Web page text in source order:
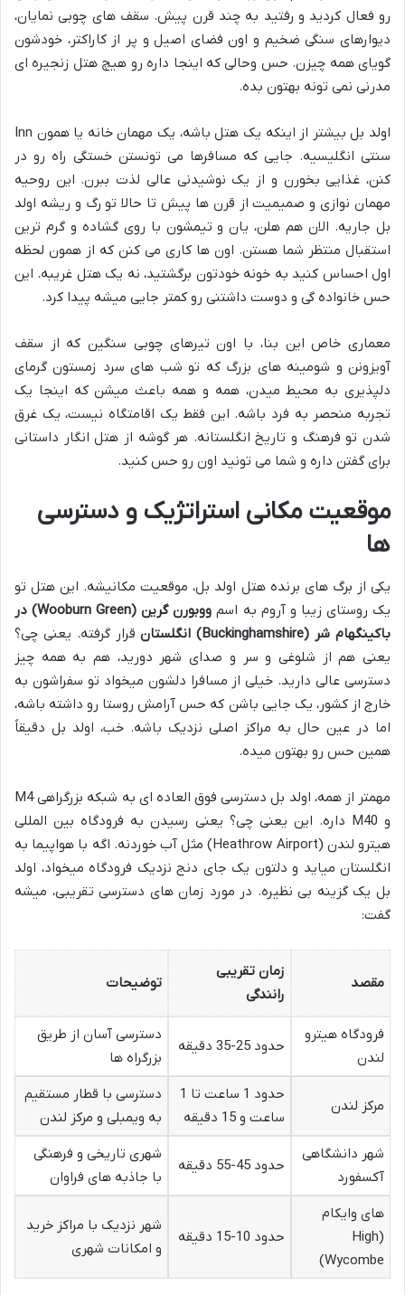
رو فعال کردید و رفتید به چند قرن پیش. سقف های چوبی نمایان،
دیوارهای سنگی ضخیم و اون فضای اصیل و پر از کاراکتر، خودشون
گویای همه چیزن. حس وحالی که اینجا داره رو هیچ هتل زنجیره ای
مدرنی نمی تونه بهتون بده.
اولد بل بیشتر از اینکه یک هتل باشه، یک مهمان خانه یا همون Inn
سنتی انگلیسیه. جایی که مسافرها می تونستن خستگی راه رو در
کنن، غذایی بخورن و از یک نوشیدنی عالی لذت ببرن. این روحیه
مهمان نوازی و صمیمیت از قرن ها پیش تا حالا تو رگ و ریشه اولد
بل جاریه. الان هم هلن، یان و تیمشون با روی گشاده و گرم ترین
استقبال منتظر شما هستن. اون ها کاری می کنن که از همون لحظه
اول احساس کنید به خونه خودتون برگشتید، نه یک هتل غریبه. این
حس خانواده گی و دوست داشتنی رو کمتر جایی میشه پیدا کرد.
معماری خاص این بنا، با اون تیرهای چوبی سنگین که از سقف
آویزونن و شومینه های بزرگ که تو شب های سرد زمستون گرمای
دلپذیری به محیط میدن، همه و همه باعث میشن که اینجا یک
تجربه منحصر به فرد باشه. این فقط یک اقامتگاه نیست، یک غرق
شدن تو فرهنگ و تاریخ انگلستانه. هر گوشه از هتل انگار داستانی
برای گفتن داره و شما می تونید اون رو حس کنید.
موقعیت مکانی استراتژیک و دسترسی
ها
یکی از برگ های برنده هتل اولد بل، موقعیت مکانیشه. این هتل تو
یک روستای زیبا و آروم به اسم
ووبورن گرین (Wooburn Green) در
باکینگهام شر (Buckinghamshire) انگلستان
قرار گرفته. یعنی چی؟
یعنی هم از شلوغی و سر و صدای شهر دورید، هم به همه چیز
دسترسی عالی دارید. خیلی از مسافرا دلشون میخواد تو سفراشون به
خارج از کشور، یک جایی باشن که حس آرامش روستا رو داشته باشه،
اما در عین حال به مراکز اصلی نزدیک باشه. خب، اولد بل دقیقاً
همین حس رو بهتون میده.
مهمتر از همه، اولد بل دسترسی فوق العاده ای به شبکه بزرگراهی M4
و M40 داره. این یعنی چی؟ یعنی رسیدن به فرودگاه بین المللی
هیترو لندن (Heathrow Airport) مثل آب خوردنه. اگه با هواپیما به
انگلستان میاید و دلتون یک جای دنج نزدیک فرودگاه میخواد، اولد
بل یک گزینه بی نظیره. در مورد زمان های دسترسی تقریبی، میشه
گفت:
مقصد
زمان تقریبی
رانندگی
توضیحات
فرودگاه هیترو
لندن
حدود 25-35 دقیقه
دسترسی آسان از طریق
بزرگراه ها
مرکز لندن
حدود 1 ساعت تا 1
ساعت و 15 دقیقه
دسترسی با قطار مستقیم
به ویمبلی و مرکز لندن
شهر دانشگاهی
آکسفورد
حدود 45-55 دقیقه
شهری تاریخی و فرهنگی
با جاذبه های فراوان
های وایکام
(High
Wycombe)
حدود 10-15 دقیقه
شهر نزدیک با مراکز خرید
و امکانات شهری